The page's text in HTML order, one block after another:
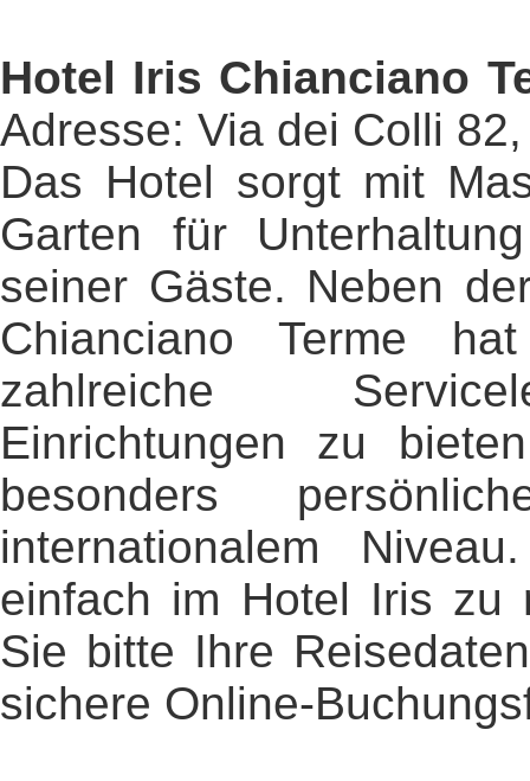
Hotel Iris Chianciano
Adresse: Via dei Colli
Das Hotel sorgt mit
Garten für
seiner Gäste. Neben
Chianciano Terme
zahlreiche
Einrichtungen zu
besonders
internationalem
einfach im Hotel Iris zu
Sie bitte Ihre
sichere Online-